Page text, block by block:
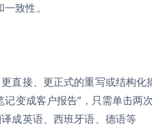
致性。
直接、更正式的重写或结构化
记变成客户报告”，只需单击两
成英语、西班牙语、德语等